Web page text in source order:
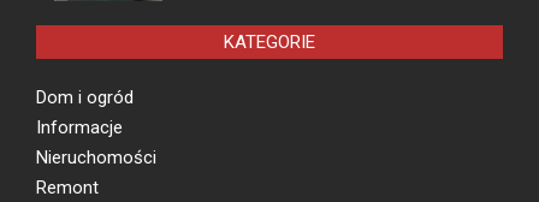
KATEGORIE
Dom i ogród
Informacje
Nieruchomości
Remont